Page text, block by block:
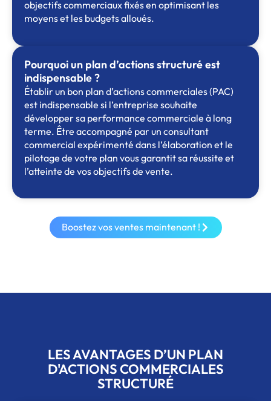
objectifs commerciaux fixés en optimisant les
moyens et les budgets alloués.
Pourquoi un plan d’actions structuré est
indispensable ?
Établir un bon plan d’actions commerciales (PAC)
est indispensable si l’entreprise souhaite
développer sa performance commerciale à long
terme. Être accompagné par un consultant
commercial expérimenté dans l’élaboration et le
pilotage de votre plan vous garantit sa réussite et
l’atteinte de vos objectifs de vente.
Boostez vos ventes maintenant !
LES AVANTAGES D’UN PLAN
D'ACTIONS COMMERCIALES
STRUCTURÉ